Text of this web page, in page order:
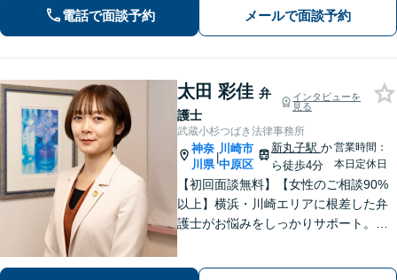
ートを実現【完全個室対応／子連れ相
談可】
電話で面談予約 メールで面談予約
太田 彩佳 弁
護士
インタビューを
見る
武蔵小杉つばき法律事務所
神奈
川県
|
川崎市
中原区
新丸子駅か
ら徒歩4分
営業時間：
本日定休日
【初回面談無料】【女性のご相談90%
以上】横浜・川崎エリアに根差した弁
護士がお悩みをしっかりサポート。明